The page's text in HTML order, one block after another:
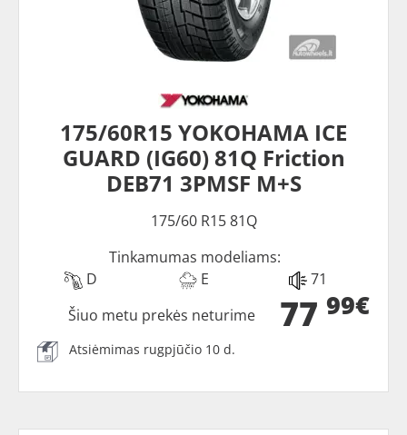
175/60R15 YOKOHAMA ICE
GUARD (IG60) 81Q Friction
DEB71 3PMSF M+S
175/60 R15 81Q
Tinkamumas modeliams:
D
E 71
77 99€
Šiuo metu prekės neturime
Atsiėmimas rugpjūčio 10 d.